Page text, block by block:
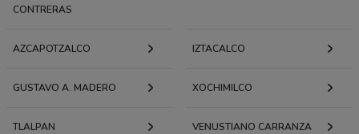
CONTRERAS
AZCAPOTZALCO IZTACALCO
GUSTAVO A. MADERO XOCHIMILCO
TLALPAN VENUSTIANO CARRANZA